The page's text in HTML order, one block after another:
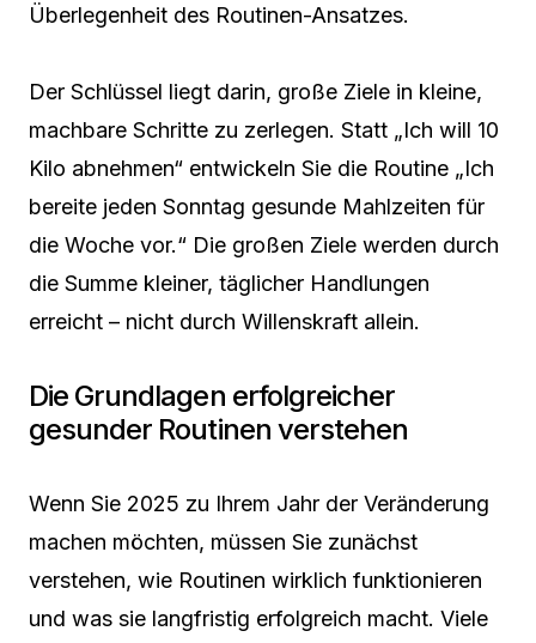
Überlegenheit des Routinen-Ansatzes.
Der Schlüssel liegt darin, große Ziele in kleine,
machbare Schritte zu zerlegen. Statt „Ich will 10
Kilo abnehmen“ entwickeln Sie die Routine „Ich
bereite jeden Sonntag gesunde Mahlzeiten für
die Woche vor.“ Die großen Ziele werden durch
die Summe kleiner, täglicher Handlungen
erreicht – nicht durch Willenskraft allein.
Die Grundlagen erfolgreicher
gesunder Routinen verstehen
Wenn Sie 2025 zu Ihrem Jahr der Veränderung
machen möchten, müssen Sie zunächst
verstehen, wie Routinen wirklich funktionieren
und was sie langfristig erfolgreich macht. Viele